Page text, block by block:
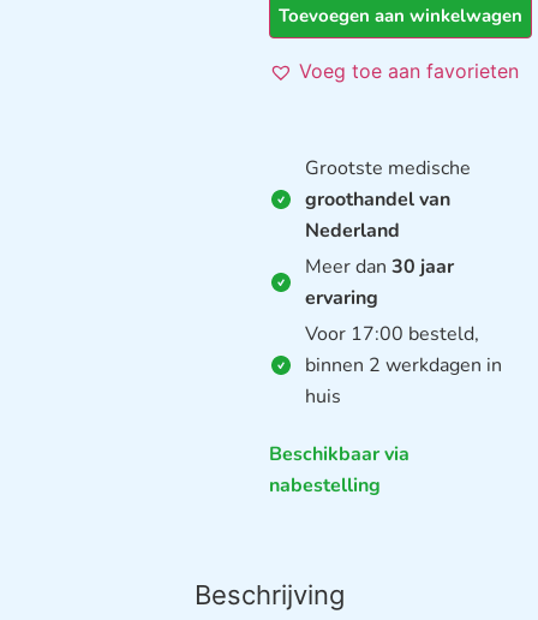
Toevoegen aan winkelwagen
Voeg toe aan favorieten
Grootste medische
groothandel van
Nederland
Meer dan 30 jaar
ervaring
Voor 17:00 besteld,
binnen 2 werkdagen in
huis
Beschikbaar via
nabestelling
Beschrijving